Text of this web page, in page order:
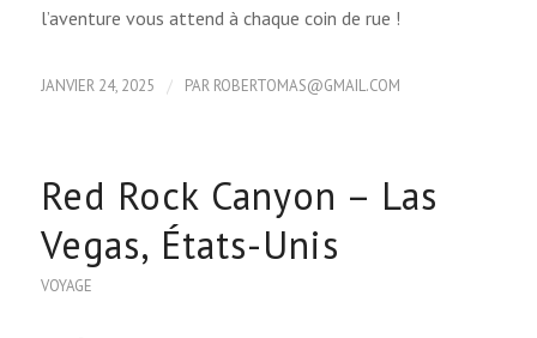
l’aventure vous attend à chaque coin de rue !
JANVIER 24, 2025 / PAR ROBERTOMAS@GMAIL.COM
Red Rock Canyon – Las
Vegas, États-Unis
VOYAGE